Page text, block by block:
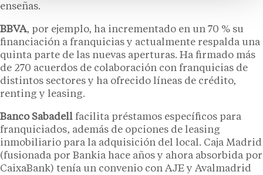
enseñas.
BBVA, por ejemplo, ha incrementado en un 70 % su
financiación a franquicias y actualmente respalda una
quinta parte de las nuevas aperturas. Ha firmado más
de 270 acuerdos de colaboración con franquicias de
distintos sectores y ha ofrecido líneas de crédito,
renting y leasing.
Banco Sabadell facilita préstamos específicos para
franquiciados, además de opciones de leasing
inmobiliario para la adquisición del local. Caja Madrid
(fusionada por Bankia hace años y ahora absorbida por
CaixaBank) tenía un convenio con AJE y Avalmadrid